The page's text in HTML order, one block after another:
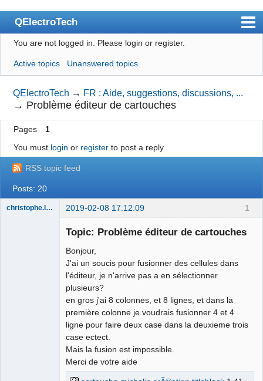
QElectroTech
Index
User list
Search
Register
Login
Site officiel
Wiki
BugTracker
Manual 0.8_cs
Google_Search
You are not logged in. Please login or register.
Active topics Unanswered topics
QElectroTech → FR : Aide, suggestions, discussions, ...
→ Problème éditeur de cartouches
Pages
1
You must login or registerto post a reply
RSS topic feed
Posts: 20
1
christophe.lemaitre 2019-02-08 17:12:09
Topic: Problème éditeur de cartouches
Bonjour,
J'ai un soucis pour fusionner des cellules dans
l'éditeur, je n'arrive pas a en sélectionner
plusieurs?
en gros j'ai 8 colonnes, et 8 lignes, et dans la
première colonne je voudrais fusionner 4 et 4
ligne pour faire deux case dans la deuxieme trois
case ectect.
Mais la fusion est impossible.
Merci de votre aide